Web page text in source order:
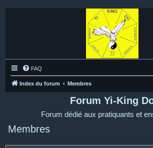
FAQ
Index du forum Membres
Forum Yi-King
Forum dédié aux pratiquants et
Membres